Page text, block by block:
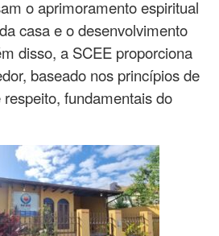
o aprimoramento espiritual
casa e o desenvolvimento
disso, a SCEE proporciona
baseado nos princípios de
fundamentais do